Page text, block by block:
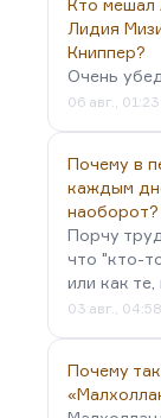
Кто мешал
Лидия
Книппер?
Очень
06 авг., 01:23
Почему в
каждым
наоборот?
Порчу
что "кто-
или как
03 авг., 04:58
Почему